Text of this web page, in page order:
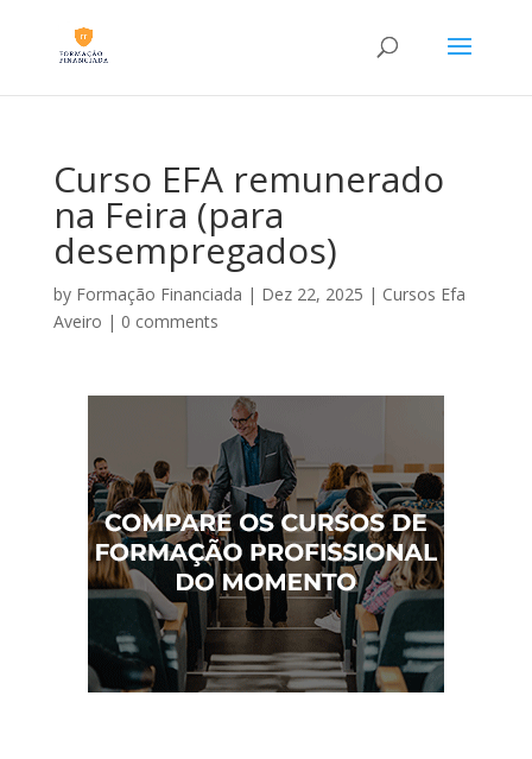
Curso EFA remunerado
na Feira (para
desempregados)
by Formação Financiada | Dez 22, 2025 | Cursos Efa
Aveiro | 0 comments